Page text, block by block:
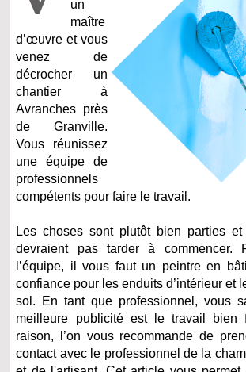
un
maître
d’œuvre et vous
venez de
décrocher un
chantier à
Avranches près
de Granville.
Vous réunissez
une équipe de
professionnels
compétents pour faire le travail.
Les choses sont plutôt bien parties
devraient pas tarder à commencer.
l’équipe, il vous faut un peintre en
confiance pour les enduits d’intérieur et
sol. En tant que professionnel, vous
meilleure publicité est le travail bien
raison, l’on vous recommande de
contact avec le professionnel de la